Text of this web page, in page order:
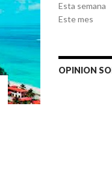
Esta semana
Este mes
OPINION